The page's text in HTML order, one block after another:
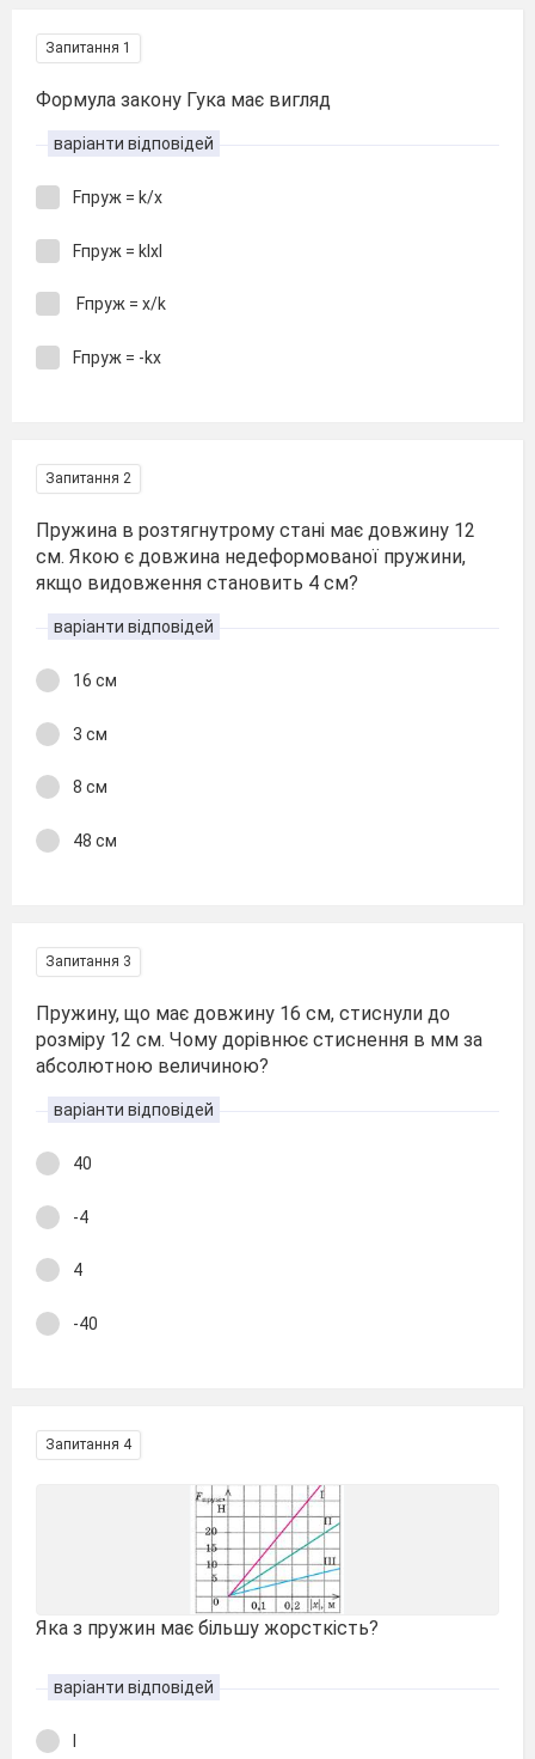
Запитання 1
Формула закону Гука має вигляд
варіанти відповідей
Fпруж = k/x
Fпруж = kІxІ
Fпруж = x/k
Fпруж = -kx
Запитання 2
Пружина в розтягнутрому стані має довжину 12
см. Якою є довжина недеформованої пружини,
якщо видовження становить 4 см?
варіанти відповідей
16 см
3 см
8 см
48 см
Запитання 3
Пружину, що має довжину 16 см, стиснули до
розміру 12 см. Чому дорівнює стиснення в мм за
абсолютною величиною?
варіанти відповідей
40
-4
4
-40
Запитання 4
Яка з пружин має більшу жорсткість?
варіанти відповідей
І